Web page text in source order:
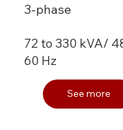
3-phase
72 to 330 kVA/
60 Hz
See more